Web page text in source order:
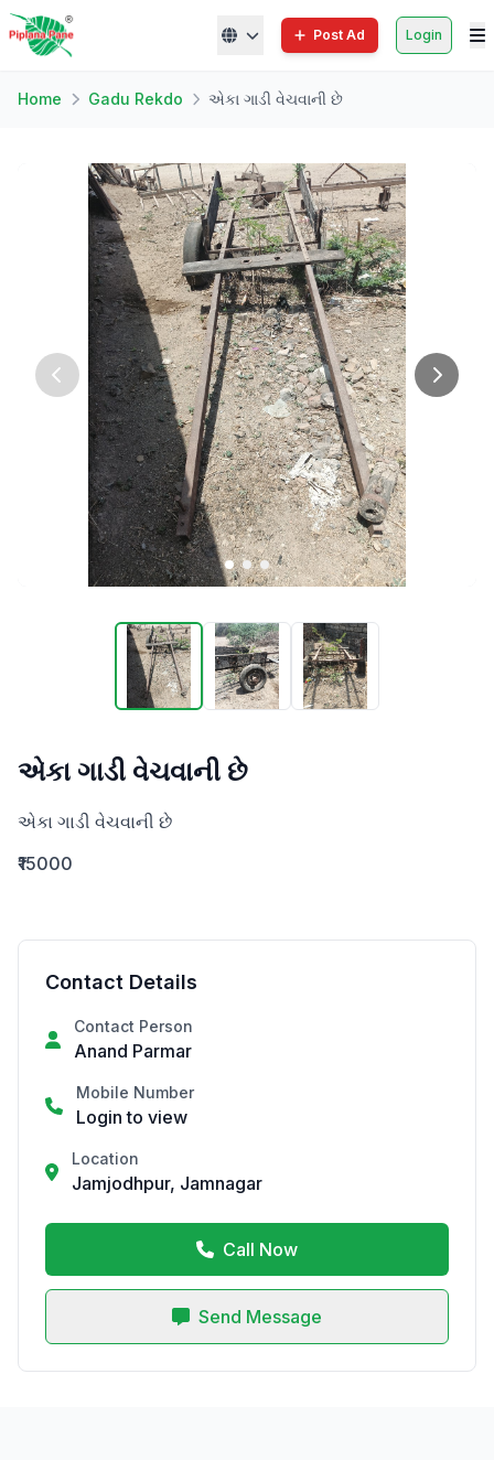
Post Ad Login
Home Gadu Rekdo એકા ગાડી વેચવાની છે
એકા ગાડી વેચવાની છે
એકા ગાડી વેચવાની છે
₹15000
Contact Details
Contact Person
Anand Parmar
Mobile Number
Login to view
Location
Jamjodhpur, Jamnagar
Call Now
Send Message